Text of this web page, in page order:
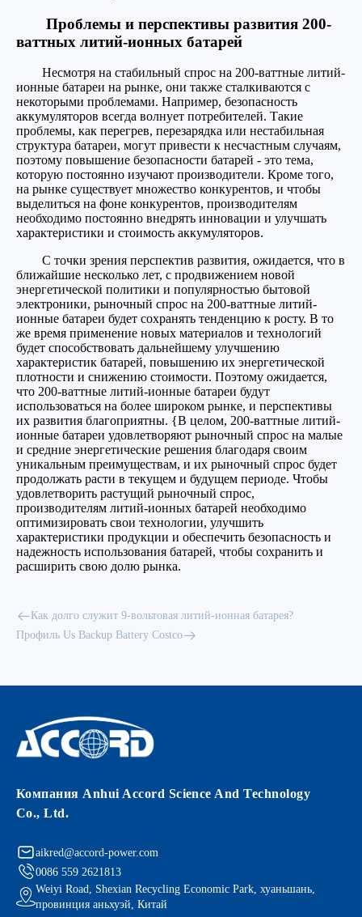
Проблемы и перспективы развития 200-
ваттных литий-ионных батарей
Несмотря на стабильный спрос на 200-ваттные литий-
ионные батареи на рынке, они также сталкиваются с
некоторыми проблемами. Например, безопасность
аккумуляторов всегда волнует потребителей. Такие
проблемы, как перегрев, перезарядка или нестабильная
структура батареи, могут привести к несчастным случаям,
поэтому повышение безопасности батарей - это тема,
которую постоянно изучают производители. Кроме того,
на рынке существует множество конкурентов, и чтобы
выделиться на фоне конкурентов, производителям
необходимо постоянно внедрять инновации и улучшать
характеристики и стоимость аккумуляторов.
С точки зрения перспектив развития, ожидается, что в
ближайшие несколько лет, с продвижением новой
энергетической политики и популярностью бытовой
электроники, рыночный спрос на 200-ваттные литий-
ионные батареи будет сохранять тенденцию к росту. В то
же время применение новых материалов и технологий
будет способствовать дальнейшему улучшению
характеристик батарей, повышению их энергетической
плотности и снижению стоимости. Поэтому ожидается,
что 200-ваттные литий-ионные батареи будут
использоваться на более широком рынке, и перспективы
их развития благоприятны. {В целом, 200-ваттные литий-
ионные батареи удовлетворяют рыночный спрос на малые
и средние энергетические решения благодаря своим
уникальным преимуществам, и их рыночный спрос будет
продолжать расти в текущем и будущем периоде. Чтобы
удовлетворить растущий рыночный спрос,
производителям литий-ионных батарей необходимо
оптимизировать свои технологии, улучшить
характеристики продукции и обеспечить безопасность и
надежность использования батарей, чтобы сохранить и
расширить свою долю рынка.
Как долго служит 9-вольтовая литий-ионная батарея?
Профиль Us Backup Battery Costco
Компания Anhui Accord Science And Technology
Co., Ltd.
aikred@accord-power.com
0086 559 2621813
Weiyi Road, Shexian Recycling Economic Park, хуаньшань,
провинция аньхуэй, Китай